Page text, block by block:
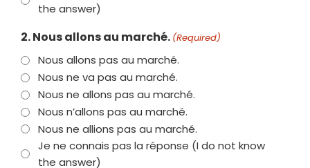
the answer)
2. Nous allons au marché. (Required)
Nous allons pas au marché.
Nous ne va pas au marché.
Nous ne allons pas au marché.
Nous n’allons pas au marché.
Nous ne allions pas au marché.
Je ne connais pas la réponse (I do not know
the answer)